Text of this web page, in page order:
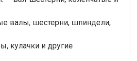
валы, шестерни, шпиндели,
кулачки и другие